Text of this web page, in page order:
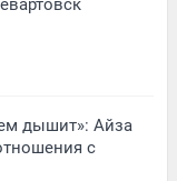
дышит»: Айза
с